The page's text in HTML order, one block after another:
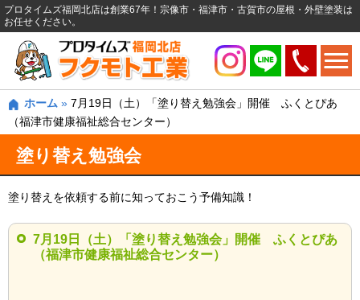
プロタイムズ福岡北店は創業67年！宗像市・福津市・古賀市の屋根・外壁塗装は
お任せください。
ホーム » 7月19日（土）「塗り替え勉強会」開催 ふくとぴあ
（福津市健康福祉総合センター）
塗り替え勉強会
塗り替えを依頼する前に知っておこう予備知識！
7月19日（土）「塗り替え勉強会」開催 ふくとぴあ
（福津市健康福祉総合センター）